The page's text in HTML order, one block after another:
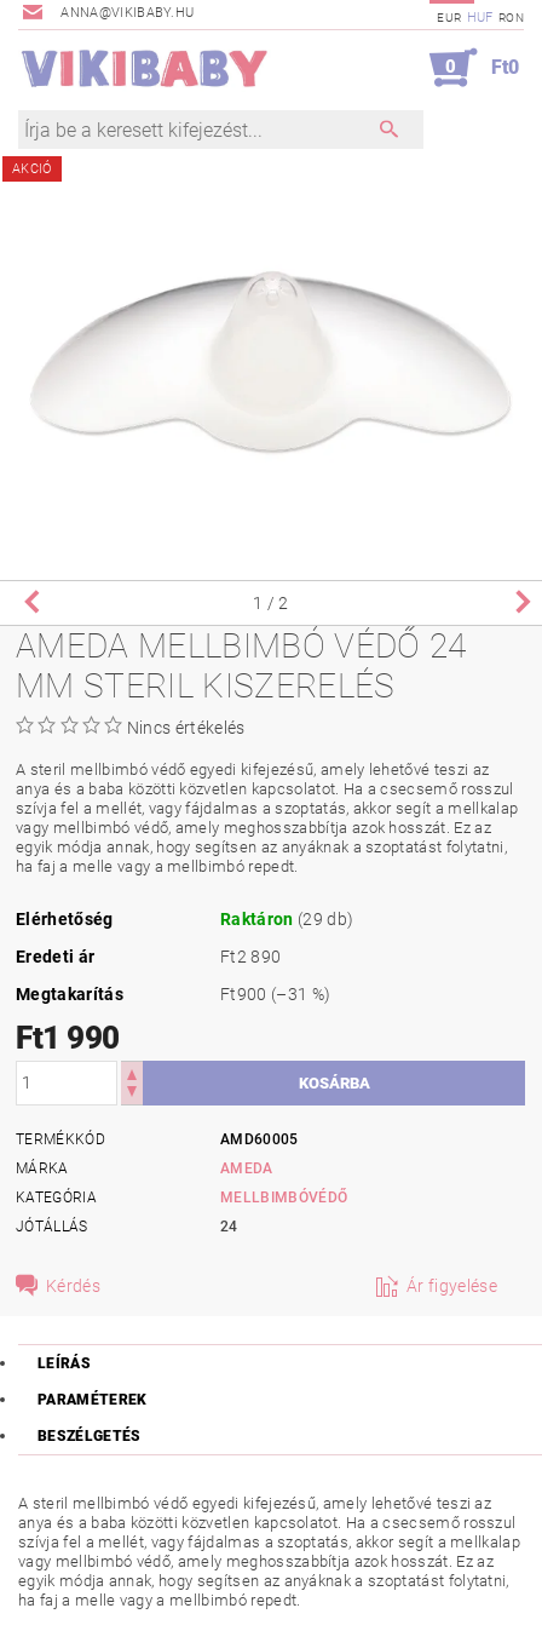
ANNA@VIKIBABY.HU EUR HUF RON
0 Ft0
AKCIÓ
1 / 2
AMEDA MELLBIMBÓ VÉDŐ 24
MM STERIL KISZERELÉS
Nincs értékelés
A steril mellbimbó védő egyedi kifejezésű, amely lehetővé teszi az
anya és a baba közötti közvetlen kapcsolatot. Ha a csecsemő rosszul
szívja fel a mellét, vagy fájdalmas a szoptatás, akkor segít a mellkalap
vagy mellbimbó védő, amely meghosszabbítja azok hosszát. Ez az
egyik módja annak, hogy segítsen az anyáknak a szoptatást folytatni,
ha faj a melle vagy a mellbimbó repedt.
Elérhetőség Raktáron (29 db)
Eredeti ár
Ft2 890
Megtakarítás
Ft900 (–31 %)
Ft1 990
TERMÉKKÓD
AMD60005
MÁRKA
AMEDA
KATEGÓRIA
MELLBIMBÓVÉDŐ
JÓTÁLLÁS
24
Kérdés Ár figyelése
LEÍRÁS
PARAMÉTEREK
BESZÉLGETÉS
A steril mellbimbó védő egyedi kifejezésű, amely lehetővé teszi az
anya és a baba közötti közvetlen kapcsolatot. Ha a csecsemő rosszul
szívja fel a mellét, vagy fájdalmas a szoptatás, akkor segít a mellkalap
vagy mellbimbó védő, amely meghosszabbítja azok hosszát. Ez az
egyik módja annak, hogy segítsen az anyáknak a szoptatást folytatni,
ha faj a melle vagy a mellbimbó repedt.